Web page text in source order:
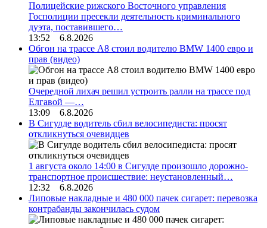
Полицейские рижского Восточного управления
Госполиции пресекли деятельность криминального
дуэта, поставившего…
13:52 6.8.2026
Обгон на трассе А8 стоил водителю BMW 1400 евро и
прав (видео)
Очередной лихач решил устроить ралли на трассе под
Елгавой —…
13:09 6.8.2026
В Сигулде водитель сбил велосипедиста: просят
откликнуться очевидцев
1 августа около 14:00 в Сигулде произошло дорожно-
транспортное происшествие: неустановленный…
12:32 6.8.2026
Липовые накладные и 480 000 пачек сигарет: перевозка
контрабанды закончилась судом